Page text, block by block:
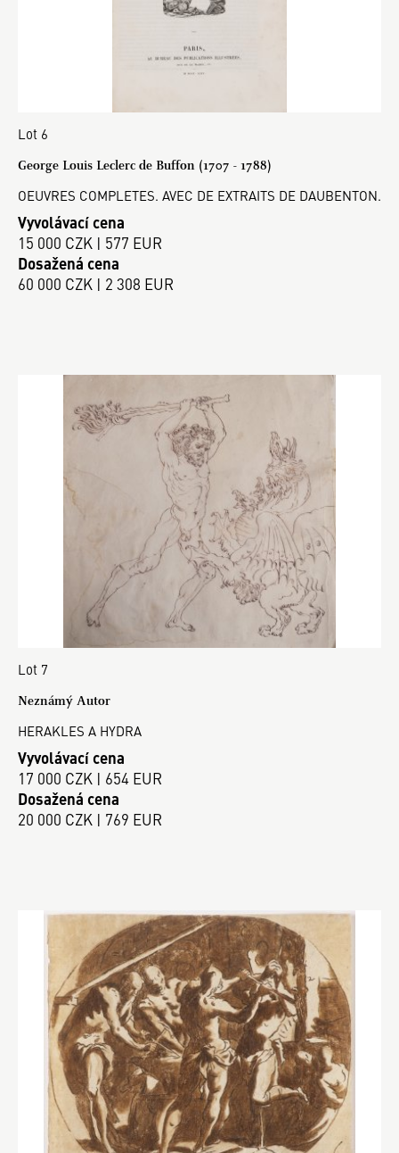
Lot 6
George Louis Leclerc de Buffon (1707 - 1788)
OEUVRES COMPLETES. AVEC DE EXTRAITS DE DAUBENTON.
Vyvolávací cena
15 000 CZK | 577 EUR
Dosažená cena
60 000 CZK | 2 308 EUR
Lot 7
Neznámý Autor
HERAKLES A HYDRA
Vyvolávací cena
17 000 CZK | 654 EUR
Dosažená cena
20 000 CZK | 769 EUR